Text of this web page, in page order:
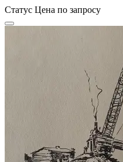
Статус Цена по запросу